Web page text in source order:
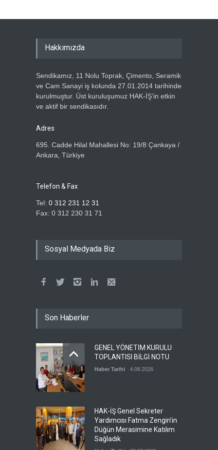
ÖZ TOPRAK-İŞ, 15 TEMMUZ
KURULUMUZ TOPLANDI
Devamı 13.07.2026
GENEL BAŞKANI MAHMUT
ÜYELERİNE ÖZEL TATİL
KAMPANYASI
ÖZ TOPRAK İŞ SENDİKASI
Devamı
PROTOKOLÜ: İŞİTME
CİHAZLARINDA %40
İNDİRİM!
üyemiz ve aynı zamanda
merkez kadın komite
başkan yardımcımız olan
Esra TUNCER’İN kıymetli
Hakkımızda
Sendikamız, 11 Nolu Toprak, Çimento, Seramik
ve Cam Sanayi iş kolunda 27.01.2014 tarihinde
kurulmuştur. Üst kuruluşumuz HAK-İŞ’in etkin
ve aktif bir sendikasıdır.
Adres
695. Cadde Hilal Mahallesi No: 19/8 Çankaya /
Ankara, Türkiye
Telefon & Fax
Tel: 0 312 231 12 31
Fax: 0 312 230 31 71
Sosyal Medyada Biz
Son Haberler
GENEL YÖNETİM KURULU
TOPLANTISI BİLGİ NOTU
Haber Tarihi 4.08.2026
HAK-İŞ Genel Sekreter
Yardımcısı Fatma Zengin’in
Düğün Merasimine Katılım
Sağladık